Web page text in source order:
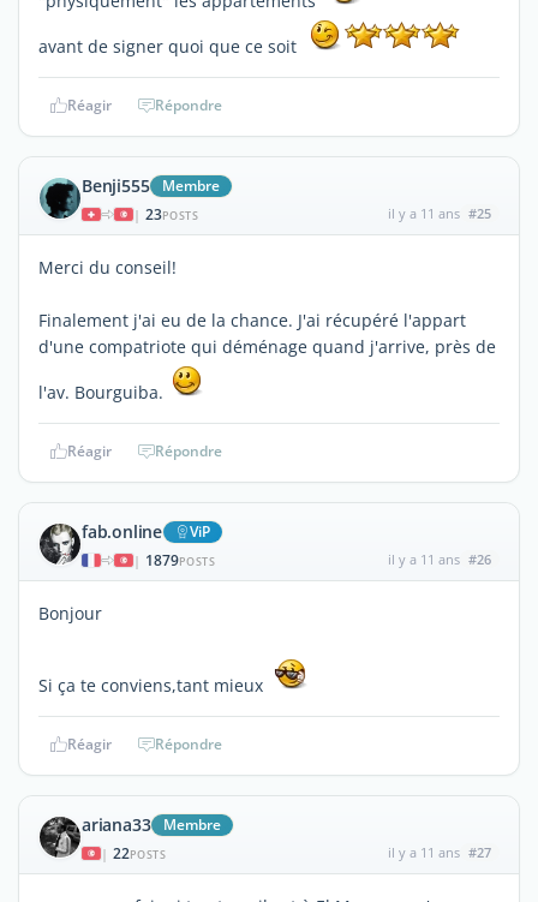
avant de signer quoi que ce soit
Réagir Répondre
Benji555 Membre
| 23POSTS il y a 11 ans #25
Merci du conseil!
Finalement j'ai eu de la chance. J'ai récupéré l'appart
d'une compatriote qui déménage quand j'arrive, près de
l'av. Bourguiba.
Réagir Répondre
fab.online ViP
| 1879POSTS il y a 11 ans #26
Bonjour
Si ça te conviens,tant mieux
Réagir Répondre
ariana33 Membre
| 22POSTS il y a 11 ans #27